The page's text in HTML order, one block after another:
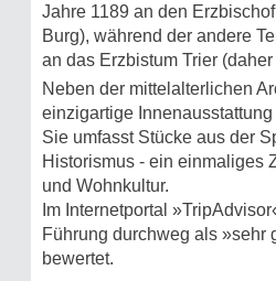
Jahre 1189 an den
Burg), während der andere
an das Erzbistum Trier
Neben der mittelalterlichen
einzigartige
Sie umfasst Stücke aus der
Historismus - ein einmaliges
und Wohnkultur.
Im Internetportal
Führung durchweg als »sehr
bewertet.